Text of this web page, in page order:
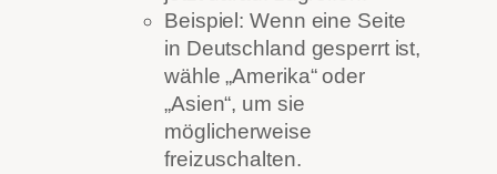
Beispiel: Wenn eine Seite
in Deutschland gesperrt ist,
wähle „Amerika“ oder
„Asien“, um sie
möglicherweise
freizuschalten.